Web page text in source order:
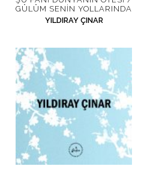
GÜLÜM SENIN YOLLARINDA
YILDIRAY ÇINAR